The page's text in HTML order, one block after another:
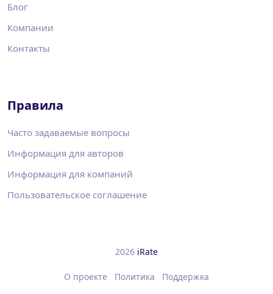
Блог
Компании
Контакты
Правила
Часто задаваемые вопросы
Информация для авторов
Информация для компаний
Пользовательское соглашение
2026 iRate
О проекте Политика Поддержка